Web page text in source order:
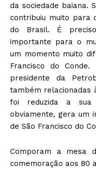
da sociedade baiana.
contribuiu muito para
do Brasil. É
importante para o
um momento muito
Francisco do
presidente da
também relacionadas
foi reduzida a sua
obviamente, gera um
de São Francisco do
Comporam a mesa
comemoração aos 80